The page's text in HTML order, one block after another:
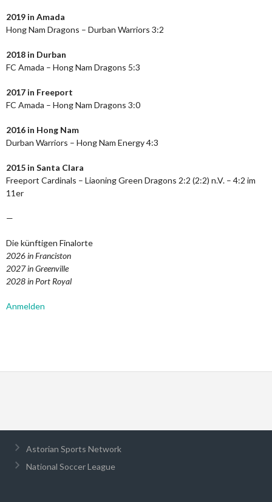
2019 in Amada
Hong Nam Dragons – Durban Warriors 3:2
2018 in Durban
FC Amada – Hong Nam Dragons 5:3
2017 in Freeport
FC Amada – Hong Nam Dragons 3:0
2016 in Hong Nam
Durban Warriors – Hong Nam Energy 4:3
2015 in Santa Clara
Freeport Cardinals – Liaoning Green Dragons 2:2 (2:2) n.V. – 4:2 im
11er
—
Die künftigen Finalorte
2026 in Franciston
2027 in Greenville
2028 in Port Royal
Anmelden
Astorian Sports Network
National Soccer League